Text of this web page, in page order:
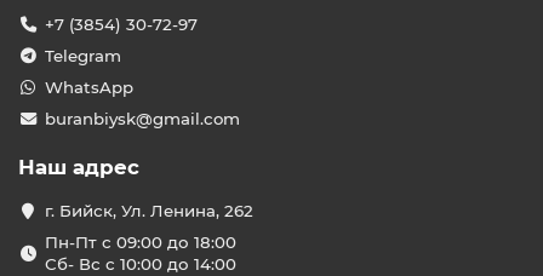
+7 (3854) 30-72-97
Telegram
WhatsApp
buranbiysk@gmail.com
Наш адрес
г. Бийск, Ул. Ленина, 262
Пн-Пт с 09:00 до 18:00
Сб- Вс с 10:00 до 14:00